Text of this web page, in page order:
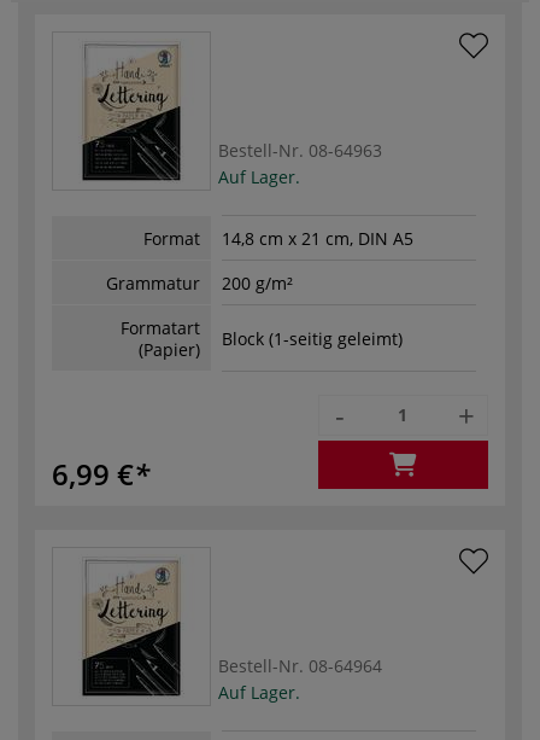
Bestell-Nr. 08-64963
Auf Lager.
Format
14,8 cm x 21 cm, DIN A5
Grammatur
200 g/m²
Formatart
(Papier)
Block (1-seitig geleimt)
6,99 €
- +
Bestell-Nr. 08-64964
Auf Lager.